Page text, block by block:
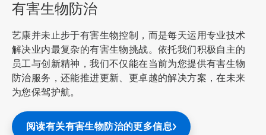
有害生物防治
艺康并未止步于有害生物控制，而是每天运用专业技术
解决业内最复杂的有害生物挑战。依托我们积极自主的
员工与创新精神，我们不仅能在当前为您提供有害生物
防治服务，还能推进更新、更卓越的解决方案，在未来
为您保驾护航。
阅读有关有害生物防治的更多信息